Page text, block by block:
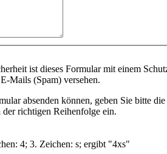
ist dieses Formular mit einem
Mails (Spam) versehen.
absenden können, geben Sie bitte die
richtigen Reihenfolge ein.
4; 3. Zeichen: s; ergibt "4xs"